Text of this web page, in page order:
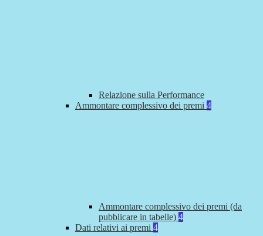
Relazione sulla Performance
Ammontare complessivo dei premi 4
Ammontare complessivo dei premi (da
pubblicare in tabelle) 4
Dati relativi ai premi 4